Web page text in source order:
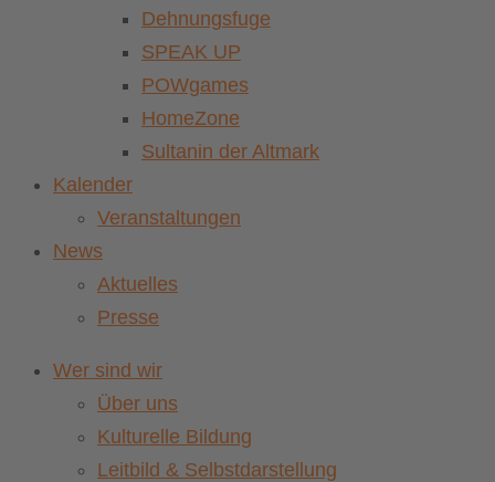
Dehnungsfuge
SPEAK UP
POWgames
HomeZone
Sultanin der Altmark
Kalender
Veranstaltungen
News
Aktuelles
Presse
Wer sind wir
Über uns
Kulturelle Bildung
Leitbild & Selbstdarstellung